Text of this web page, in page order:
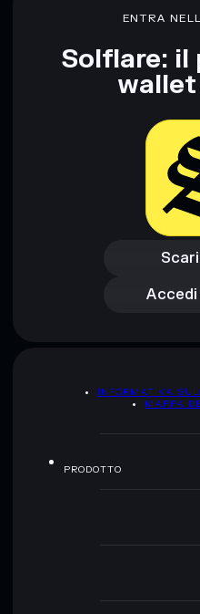
ENTRA
Solflare: il
wallet
INFORMATIVA
MAPPA
PRODOTTO